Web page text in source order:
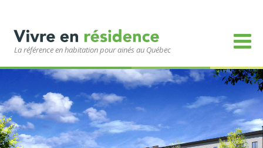
La référence en habitation pour ainés au Québec